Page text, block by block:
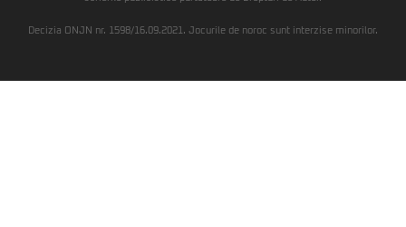
Decizia ONJN nr. 1598/16.09.2021. Jocurile de noroc sunt interzise minorilor.